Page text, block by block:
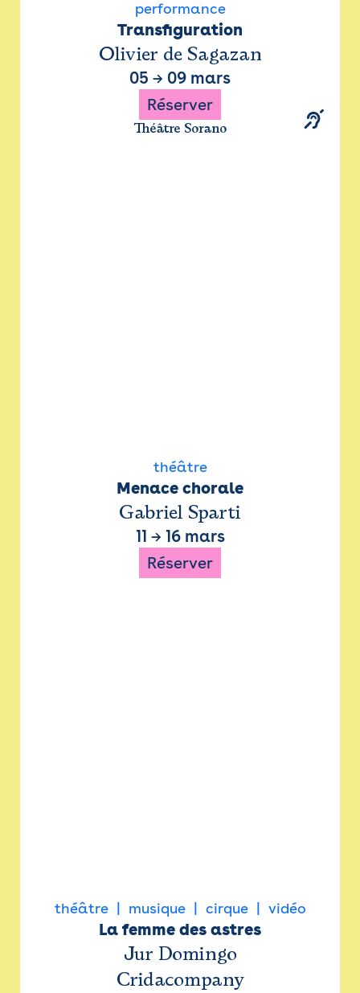
performance
Transfiguration
Olivier de Sagazan
05 → 09 mars
Réserver
Théâtre Sorano
théâtre
Menace chorale
Gabriel Sparti
11 → 16 mars
Réserver
théâtre musique cirque vidéo
La femme des astres
Jur Domingo
Cridacompany